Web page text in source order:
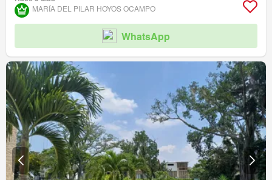
Piscina Área infantil Jardín Vigilante Barbecue Caseta de vigilancia
MARÍA DEL PILAR HOYOS OCAMPO
WhatsApp